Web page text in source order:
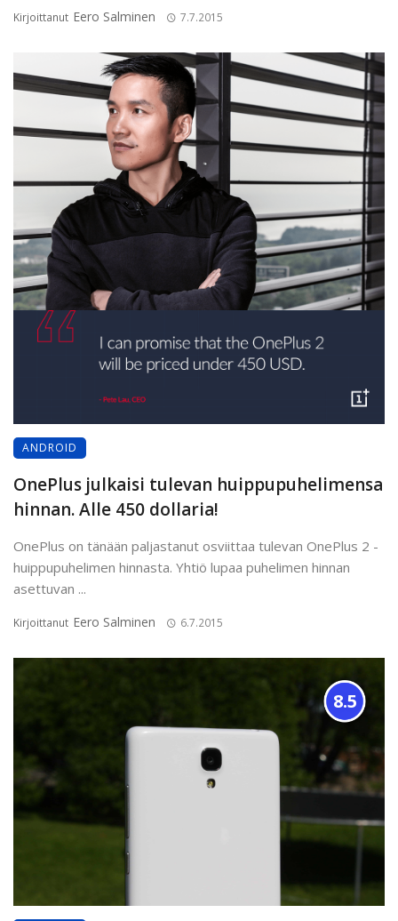
Kirjoittanut Eero Salminen 7.7.2015
ANDROID
OnePlus julkaisi tulevan huippupuhelimensa
hinnan. Alle 450 dollaria!
OnePlus on tänään paljastanut osviittaa tulevan OnePlus 2 -
huippupuhelimen hinnasta. Yhtiö lupaa puhelimen hinnan
asettuvan ...
Kirjoittanut Eero Salminen 6.7.2015
8.5